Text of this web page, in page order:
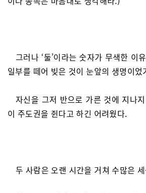
그러나 ‘둘’이라는 숫자가 무색한 이
일부를 떼어 빚은 것이 눈앞의 생명이었
자신을 그저 반으로 가른 것에 지나
이 주도권을 쥔다고 하긴 어려웠다.
두 사람은 오랜 시간을 거쳐 수많은